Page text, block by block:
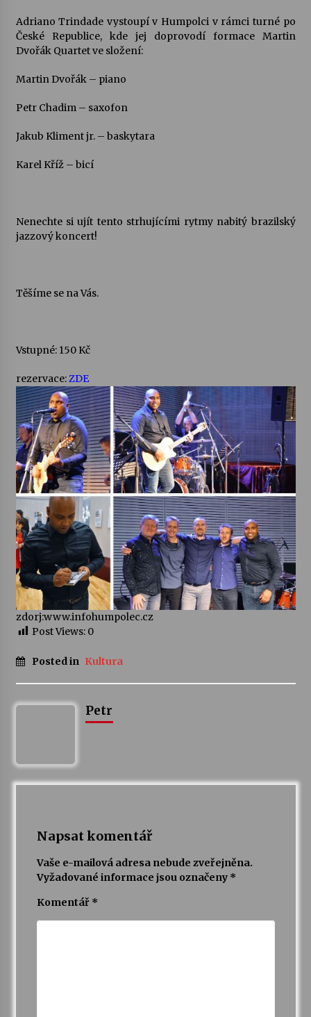
Za kulturou kousek za Humpolec. V Želivě ožije
13. 7. 2026
3. 7. 2026
Adriano Trindade vystoupí v Humpolci v rámci turné po
České Republice, kde jej doprovodí formace Martin
Dvořák Quartet ve složení:
Martin Dvořák – piano
Petr Chadim – saxofon
Jakub Kliment jr. – baskytara
Karel Kříž – bicí
Nenechte si ujít tento strhujícími rytmy nabitý brazilský
jazzový koncert!
Těšíme se na Vás.
Vstupné: 150 Kč
rezervace:ZDE
zdorj:www.infohumpolec.cz
Post Views: 0
Posted in Kultura
Petr
Napsat komentář
Vaše e-mailová adresa nebude zveřejněna.
Vyžadované informace jsou označeny *
Komentář *